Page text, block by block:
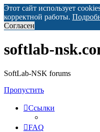
Этот сайт использует
корректной работы.
Согласен
softlab-
SoftLab-NSK forums
Пропустить
Ссылки
FAQ